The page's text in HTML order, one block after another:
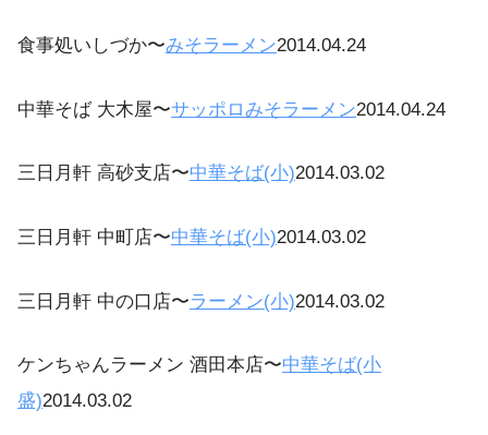
食事処いしづか〜みそラーメン2014.04.24
中華そば 大木屋〜サッポロみそラーメン2014.04.24
三日月軒 高砂支店〜中華そば(小)2014.03.02
三日月軒 中町店〜中華そば(小)2014.03.02
三日月軒 中の口店〜ラーメン(小)2014.03.02
ケンちゃんラーメン 酒田本店〜中華そば(小
盛)2014.03.02